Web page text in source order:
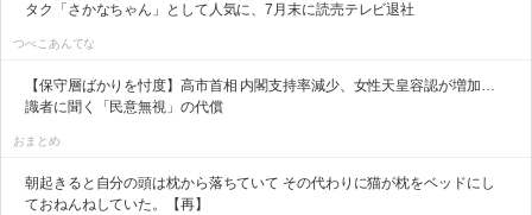
タク「さかなちゃん」として人気に、7月末に読売テレビ退社
つべこあんてな
【保守層ばかりを忖度】高市首相 内閣支持率減少、女性天皇容認が増加…
識者に聞く「民意無視」の代償
おまとめ
朝起きると自分の頭は枕から落ちていて その代わりに猫が枕をベッドにし
ておねんねしていた。【再】